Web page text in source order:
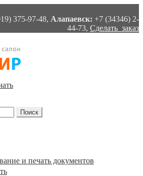
375-97-48, Алапаевск: +7 (34346) 2-
44-73, Сделать заказ
Поиск
и печать документов